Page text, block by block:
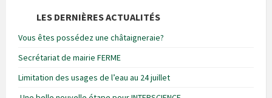
LES DERNIÈRES ACTUALITÉS
Vous êtes possédez une châtaigneraie?
Secrétariat de mairie FERME
Limitation des usages de l’eau au 24 juillet